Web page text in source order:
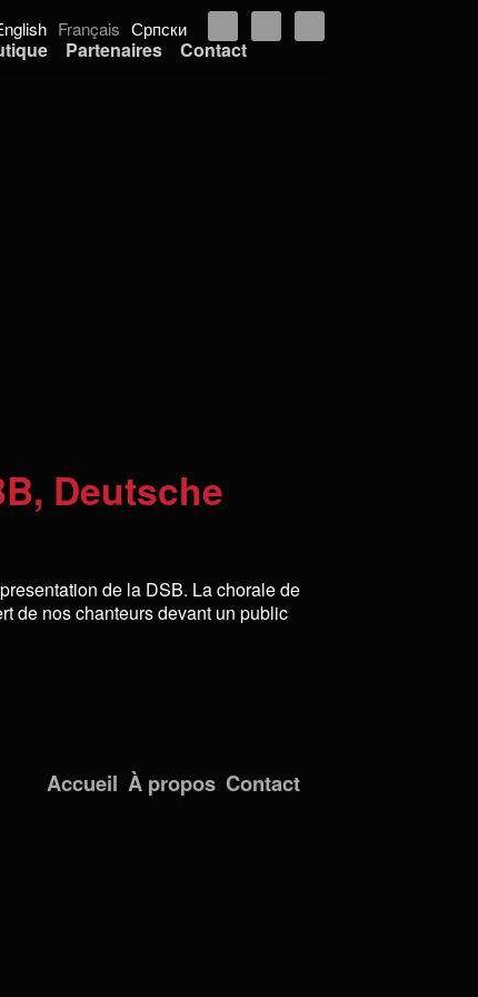
Partenaires Contact
Français Српски
Deutsche
de la DSB. La chorale de
de nos chanteurs devant un public
Accueil À propos Contact